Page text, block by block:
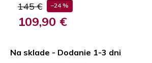
145 € –24 %
109,90 €
cena:
Na sklade - Dodanie 1-3 dni